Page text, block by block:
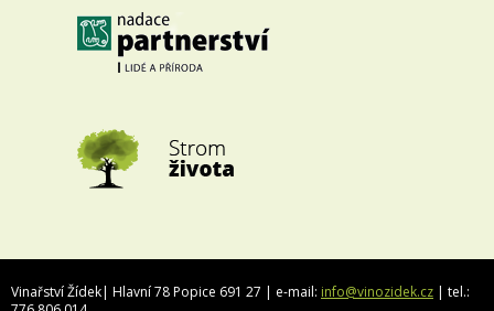
Vinařství Žídek| Hlavní 78 Popice 691 27 | e-mail: info@vinozidek.cz | tel.: